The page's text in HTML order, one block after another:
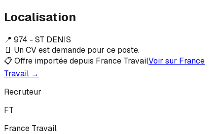
Localisation
📍 974 - ST DENIS
📄 Un CV est demande pour ce poste.
📋 Offre importée depuis France TravailVoir sur France
Travail →
Recruteur
FT
France Travail